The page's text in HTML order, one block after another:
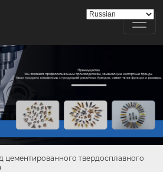
цементированного твердосплавного